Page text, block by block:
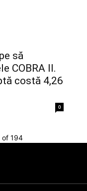
să
COBRA II.
costă 4,26
0
of 194